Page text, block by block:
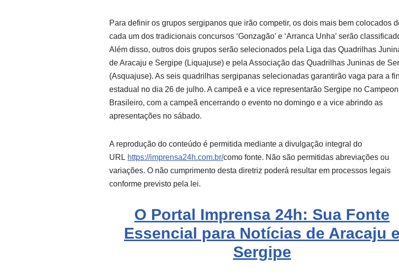
Para definir os grupos sergipanos que irão competir, os dois mais bem colocados
cada um dos tradicionais concursos ‘Gonzagão’ e ‘Arranca Unha’ serão
Além disso, outros dois grupos serão selecionados pela Liga das Quadrilhas
de Aracaju e Sergipe (Liquajuse) e pela Associação das Quadrilhas Juninas de
(Asquajuse). As seis quadrilhas sergipanas selecionadas garantirão vaga para a
estadual no dia 26 de julho. A campeã e a vice representarão Sergipe no
Brasileiro, com a campeã encerrando o evento no domingo e a vice abrindo as
apresentações no sábado.
A reprodução do conteúdo é permitida mediante a divulgação integral do
URL https://imprensa24h.com.br/como fonte. Não são permitidas abreviações ou
variações. O não cumprimento desta diretriz poderá resultar em processos legais
conforme previsto pela lei.
O Portal Imprensa 24h: Sua Fonte
Essencial para Notícias de Aracaju e
Sergipe